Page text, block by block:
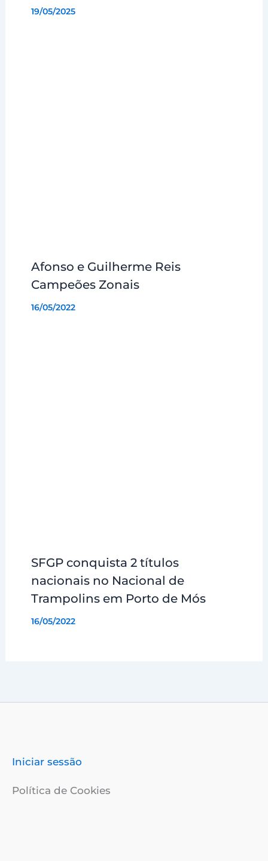
19/05/2025
Afonso e Guilherme Reis
Campeões Zonais
16/05/2022
SFGP conquista 2 títulos
nacionais no Nacional de
Trampolins em Porto de Mós
16/05/2022
Iniciar sessão
Política de Cookies